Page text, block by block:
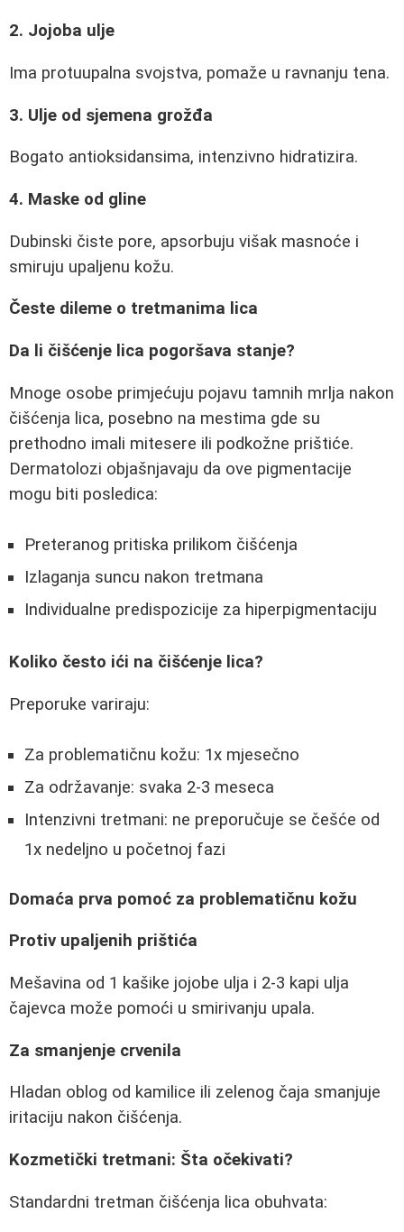
2. Jojoba ulje
Ima protuupalna svojstva, pomaže u ravnanju tena.
3. Ulje od sjemena grožđa
Bogato antioksidansima, intenzivno hidratizira.
4. Maske od gline
Dubinski čiste pore, apsorbuju višak masnoće i
smiruju upaljenu kožu.
Česte dileme o tretmanima lica
Da li čišćenje lica pogoršava stanje?
Mnoge osobe primjećuju pojavu tamnih mrlja nakon
čišćenja lica, posebno na mestima gde su
prethodno imali mitesere ili podkožne prištiće.
Dermatolozi objašnjavaju da ove pigmentacije
mogu biti posledica:
Preteranog pritiska prilikom čišćenja
Izlaganja suncu nakon tretmana
Individualne predispozicije za hiperpigmentaciju
Koliko često ići na čišćenje lica?
Preporuke variraju:
Za problematičnu kožu: 1x mjesečno
Za održavanje: svaka 2-3 meseca
Intenzivni tretmani: ne preporučuje se češće od
1x nedeljno u početnoj fazi
Domaća prva pomoć za problematičnu kožu
Protiv upaljenih prištića
Mešavina od 1 kašike jojobe ulja i 2-3 kapi ulja
čajevca može pomoći u smirivanju upala.
Za smanjenje crvenila
Hladan oblog od kamilice ili zelenog čaja smanjuje
iritaciju nakon čišćenja.
Kozmetički tretmani: Šta očekivati?
Standardni tretman čišćenja lica obuhvata: